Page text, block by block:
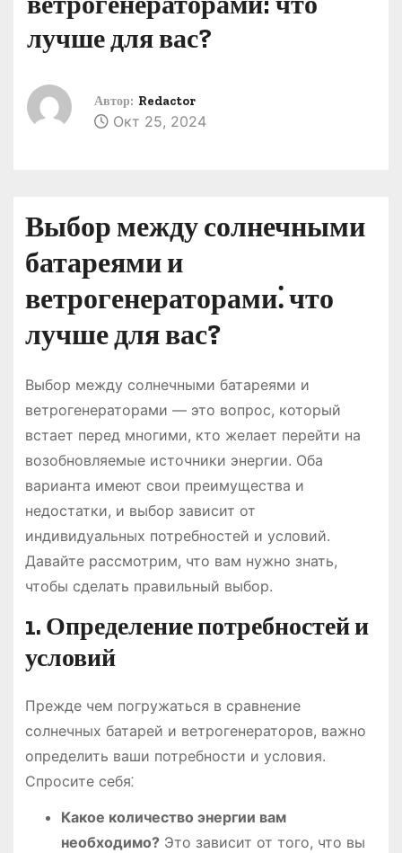
лучше для вас?
Автор: Redactor
Окт 25, 2024
Выбор между солнечными
батареями и
ветрогенераторами⁚ что
лучше для вас?
Выбор между солнечными батареями и
ветрогенераторами — это вопрос, который
встает перед многими, кто желает перейти на
возобновляемые источники энергии. Оба
варианта имеют свои преимущества и
недостатки, и выбор зависит от
индивидуальных потребностей и условий.
Давайте рассмотрим, что вам нужно знать,
чтобы сделать правильный выбор.
1. Определение потребностей и
условий
Прежде чем погружаться в сравнение
солнечных батарей и ветрогенераторов, важно
определить ваши потребности и условия.
Спросите себя⁚
Какое количество энергии вам
необходимо?Это зависит от того, что вы